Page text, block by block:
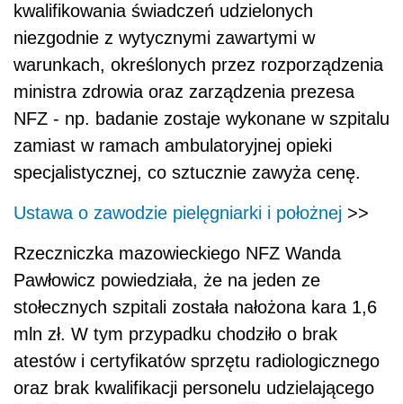
kwalifikowania świadczeń udzielonych
niezgodnie z wytycznymi zawartymi w
warunkach, określonych przez rozporządzenia
ministra zdrowia oraz zarządzenia prezesa
NFZ - np. badanie zostaje wykonane w szpitalu
zamiast w ramach ambulatoryjnej opieki
specjalistycznej, co sztucznie zawyża cenę.
Ustawa o zawodzie pielęgniarki i położnej >>
Rzeczniczka mazowieckiego NFZ Wanda
Pawłowicz powiedziała, że na jeden ze
stołecznych szpitali została nałożona kara 1,6
mln zł. W tym przypadku chodziło o brak
atestów i certyfikatów sprzętu radiologicznego
oraz brak kwalifikacji personelu udzielającego